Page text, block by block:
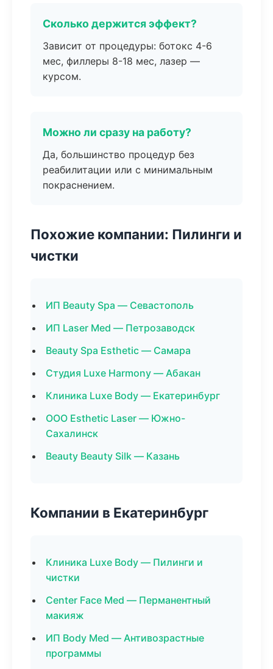
Сколько держится эффект?
Зависит от процедуры: ботокс 4-6
мес, филлеры 8-18 мес, лазер —
курсом.
Можно ли сразу на работу?
Да, большинство процедур без
реабилитации или с минимальным
покраснением.
Похожие компании: Пилинги и
чистки
ИП Beauty Spa — Севастополь
ИП Laser Med — Петрозаводск
Beauty Spa Esthetic — Самара
Студия Luxe Harmony — Абакан
Клиника Luxe Body — Екатеринбург
ООО Esthetic Laser — Южно-
Сахалинск
Beauty Beauty Silk — Казань
Компании в Екатеринбург
Клиника Luxe Body — Пилинги и
чистки
Center Face Med — Перманентный
макияж
ИП Body Med — Антивозрастные
программы